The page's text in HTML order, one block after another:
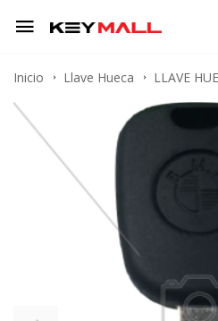
Inicio Llave Hueca LLAVE